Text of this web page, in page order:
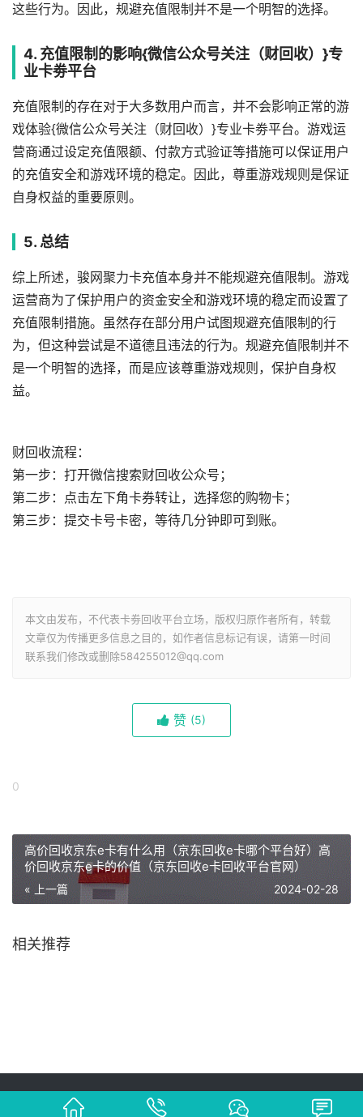
这些行为。因此，规避充值限制并不是一个明智的选择。
4. 充值限制的影响{微信公众号关注（财回收）}专
业卡劵平台
充值限制的存在对于大多数用户而言，并不会影响正常的游
戏体验{微信公众号关注（财回收）}专业卡劵平台。游戏运
营商通过设定充值限额、付款方式验证等措施可以保证用户
的充值安全和游戏环境的稳定。因此，尊重游戏规则是保证
自身权益的重要原则。
5. 总结
综上所述，骏网聚力卡充值本身并不能规避充值限制。游戏
运营商为了保护用户的资金安全和游戏环境的稳定而设置了
充值限制措施。虽然存在部分用户试图规避充值限制的行
为，但这种尝试是不道德且违法的行为。规避充值限制并不
是一个明智的选择，而是应该尊重游戏规则，保护自身权
益。
财回收流程：
第一步：打开微信搜索财回收公众号；
第二步：点击左下角卡券转让，选择您的购物卡；
第三步：提交卡号卡密，等待几分钟即可到账。
本文由发布，不代表卡劵回收平台立场，版权归原作者所有，转载
文章仅为传播更多信息之目的，如作者信息标记有误，请第一时间
联系我们修改或删除584255012@qq.com
赞 (5)
0
高价回收京东e卡有什么用（京东回收e卡哪个平台好）高
价回收京东e卡的价值（京东回收e卡回收平台官网）
« 上一篇 2024-02-28
相关推荐
Copyright © 2002-2021 卡劵回收平台 版权所有 网站备案号：
蜀ICP备